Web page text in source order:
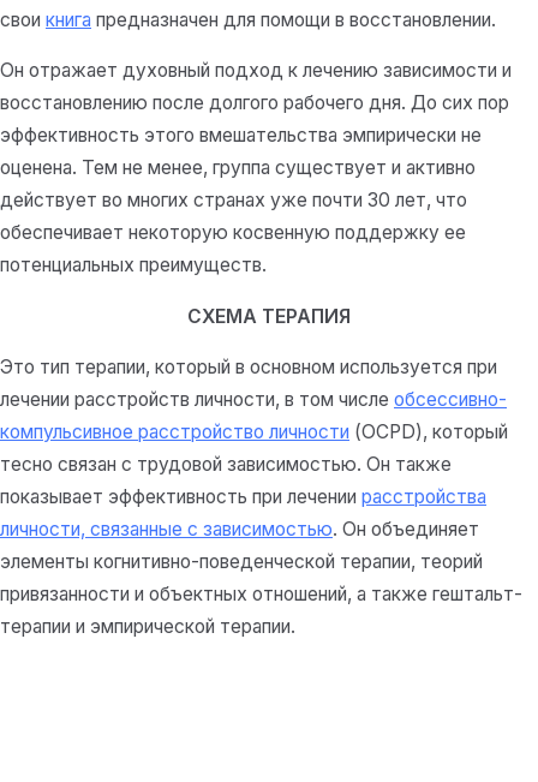
свои книга предназначен для помощи в восстановлении.
Он отражает духовный подход к лечению зависимости и
восстановлению после долгого рабочего дня. До сих пор
эффективность этого вмешательства эмпирически не
оценена. Тем не менее, группа существует и активно
действует во многих странах уже почти 30 лет, что
обеспечивает некоторую косвенную поддержку ее
потенциальных преимуществ.
СХЕМА ТЕРАПИЯ
Это тип терапии, который в основном используется при
лечении расстройств личности, в том числе обсессивно-
компульсивное расстройство личности (OCPD), который
тесно связан с трудовой зависимостью. Он также
показывает эффективность при лечении расстройства
личности, связанные с зависимостью. Он объединяет
элементы когнитивно-поведенческой терапии, теорий
привязанности и объектных отношений, а также гештальт-
терапии и эмпирической терапии.